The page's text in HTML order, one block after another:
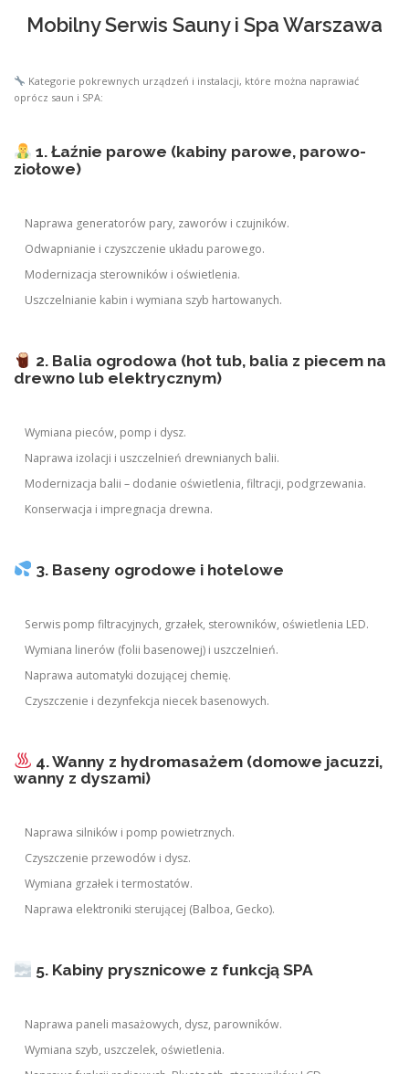
Mobilny Serwis Sauny i Spa Warszawa
Kategorie pokrewnych urządzeń i instalacji, które można naprawiać
oprócz saun i SPA:
1. Łaźnie parowe (kabiny parowe, parowo-
ziołowe)
Naprawa generatorów pary, zaworów i czujników.
Odwapnianie i czyszczenie układu parowego.
Modernizacja sterowników i oświetlenia.
Uszczelnianie kabin i wymiana szyb hartowanych.
2. Balia ogrodowa (hot tub, balia z piecem na
drewno lub elektrycznym)
Wymiana pieców, pomp i dysz.
Naprawa izolacji i uszczelnień drewnianych balii.
Modernizacja balii – dodanie oświetlenia, filtracji, podgrzewania.
Konserwacja i impregnacja drewna.
3. Baseny ogrodowe i hotelowe
Serwis pomp filtracyjnych, grzałek, sterowników, oświetlenia LED.
Wymiana linerów (folii basenowej) i uszczelnień.
Naprawa automatyki dozującej chemię.
Czyszczenie i dezynfekcja niecek basenowych.
4. Wanny z hydromasażem (domowe jacuzzi,
wanny z dyszami)
Naprawa silników i pomp powietrznych.
Czyszczenie przewodów i dysz.
Wymiana grzałek i termostatów.
Naprawa elektroniki sterującej (Balboa, Gecko).
5. Kabiny prysznicowe z funkcją SPA
Naprawa paneli masażowych, dysz, parowników.
Wymiana szyb, uszczelek, oświetlenia.